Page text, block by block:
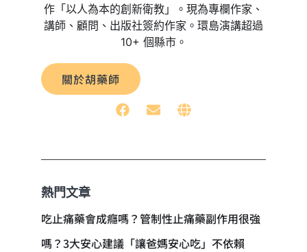
作「以人為本的創新衛教」。現為專欄作家、
講師、顧問、出版社簽約作家。環島演講超過
10+ 個縣市。
關於胡藥師
熱門文章
吃止痛藥會成癮嗎？管制性止痛藥副作用很強
嗎？3大安心建議「讓爸媽安心吃」不依賴